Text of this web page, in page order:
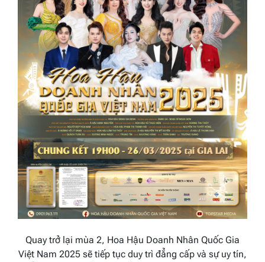
Quay trở lại mùa 2, Hoa Hậu Doanh Nhân Quốc Gia
Việt Nam 2025 sẽ tiếp tục duy trì đẳng cấp và sự uy tín,